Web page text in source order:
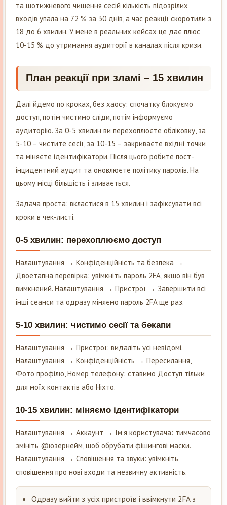
та щотижневого чищення сесій кількість підозрілих
входів упала на 72 % за 30 днів, а час реакції скоротили з
18 до 6 хвилин. У мене в реальних кейсах це дає плюс
10-15 % до утримання аудиторії в каналах після кризи.
План реакції при зламі – 15 хвилин
Далі йдемо по кроках, без хаосу: спочатку блокуємо
доступ, потім чистимо сліди, потім інформуємо
аудиторію. За 0-5 хвилин ви перехоплюєте обліковку, за
5-10 – чистите сесії, за 10-15 – закриваєте вхідні точки
та міняєте ідентифікатори. Після цього робите пост-
інцидентний аудит та оновлюєте політику паролів. На
цьому місці більшість і зливається.
Задача проста: вкластися в 15 хвилин і зафіксувати всі
кроки в чек-листі.
0-5 хвилин: перехоплюємо доступ
Налаштування → Конфіденційність та безпека →
Двоетапна перевірка: увімкніть пароль 2FA, якщо він був
вимкнений. Налаштування → Пристрої → Завершити всі
інші сеанси та одразу міняємо пароль 2FA ще раз.
5-10 хвилин: чистимо сесії та бекапи
Налаштування → Пристрої: видаліть усі невідомі.
Налаштування → Конфіденційність → Пересилання,
Фото профілю, Номер телефону: ставимо Доступ тільки
для моїх контактів або Ніхто.
10-15 хвилин: міняємо ідентифікатори
Налаштування → Аккаунт → Ім’я користувача: тимчасово
змініть @юзернейм, щоб обрубати фішингові маски.
Налаштування → Сповіщення та звуки: увімкніть
сповіщення про нові входи та незвичну активність.
Одразу вийти з усіх пристроїв і ввімкнути 2FA з